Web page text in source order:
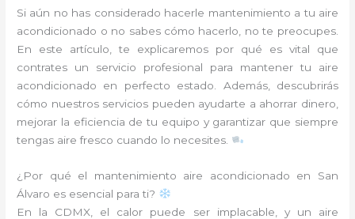
Si aún no has considerado hacerle mantenimiento a tu aire
acondicionado o no sabes cómo hacerlo, no te preocupes.
En este artículo, te explicaremos por qué es vital que
contrates un servicio profesional para mantener tu aire
acondicionado en perfecto estado. Además, descubrirás
cómo nuestros servicios pueden ayudarte a ahorrar dinero,
mejorar la eficiencia de tu equipo y garantizar que siempre
tengas aire fresco cuando lo necesites.
¿Por qué el mantenimiento aire acondicionado en San
Álvaro es esencial para ti?
En la CDMX, el calor puede ser implacable, y un aire